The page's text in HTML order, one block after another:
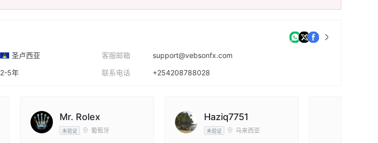
圣卢西亚
2-5年
客服邮箱
support@vebsonfx.com
联系电话
+254208788028
Mr. Rolex
未验证 葡萄牙
Haziq7751
未验证 马来西亚